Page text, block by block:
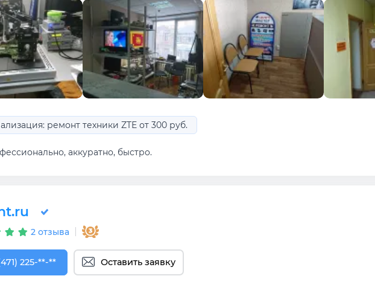
ремонт техники ZTE от 300 руб.
аккуратно, быстро.
2 отзыва
225-00-54
225-**-** Оставить заявку